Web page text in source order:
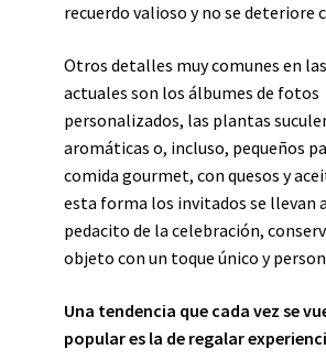
recuerdo valioso y no se deteriore
Otros detalles muy comunes en
actuales son los álbumes de fotos
personalizados, las plantas
aromáticas o, incluso, pequeños
comida gourmet, con quesos y
esta forma los invitados se llevan
pedacito de la celebración,
objeto con un toque único y
Una tendencia que cada vez se
popular es la de regalar